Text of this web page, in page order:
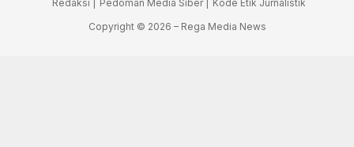
Redaksi | Pedoman Media Siber |
Kode Etik Jurnalistik
Copyright © 2026 – Rega Media News